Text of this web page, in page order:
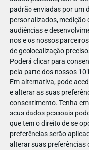
padrão enviadas por um
personalizados, medição
audiências e
nós e os nossos
de geolocalização
Poderá clicar para
pela parte dos nossos
Em alternativa, pode
e alterar as suas
consentimento. Tenha
seus dados pessoais
que tem o direito de se
preferências serão
alterar suas preferências
mundo! Ao combinar
sua tecnologia anti
mais o nível de
automóveis.